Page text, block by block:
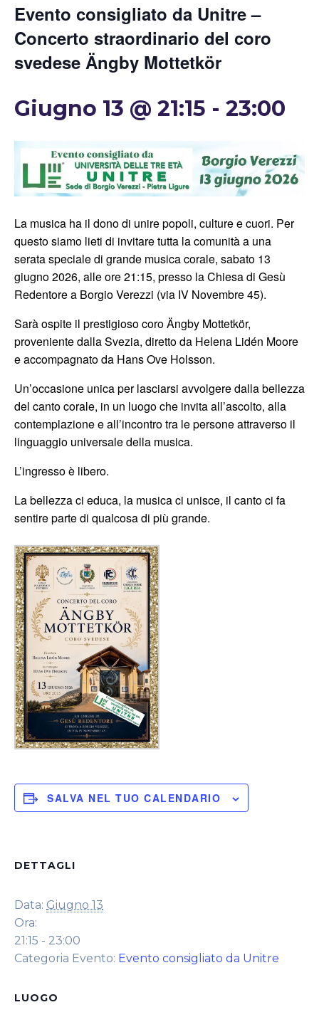
Evento consigliato da Unitre –
Concerto straordinario del coro
svedese Ängby Mottetkör
Giugno 13 @ 21:15 - 23:00
La musica ha il dono di unire popoli, culture e cuori. Per
questo siamo lieti di invitare tutta la comunità a una
serata speciale di grande musica corale, sabato 13
giugno 2026, alle ore 21:15, presso la Chiesa di Gesù
Redentore a Borgio Verezzi (via IV Novembre 45).
Sarà ospite il prestigioso coro Ängby Mottetkör,
proveniente dalla Svezia, diretto da Helena Lidén Moore
e accompagnato da Hans Ove Holsson.
Un’occasione unica per lasciarsi avvolgere dalla bellezza
del canto corale, in un luogo che invita all’ascolto, alla
contemplazione e all’incontro tra le persone attraverso il
linguaggio universale della musica.
L’ingresso è libero.
La bellezza ci educa, la musica ci unisce, il canto ci fa
sentire parte di qualcosa di più grande.
SALVA NEL TUO CALENDARIO
DETTAGLI
Data: Giugno 13
Ora:
21:15 - 23:00
Categoria Evento: Evento consigliato da Unitre
LUOGO